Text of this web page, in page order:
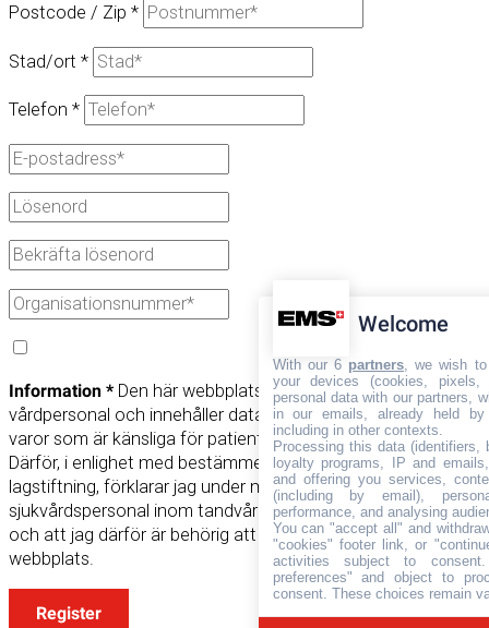
Postcode / Zip *
Stad/ort *
Telefon *
Information * Den här webbplatsen är endast reserverad för
vårdpersonal och innehåller data, produktinformation och
varor som är känsliga för patientens hälsa och säkerhet.
Därför, i enlighet med bestämmelserna i gällande
lagstiftning, förklarar jag under mitt ansvar att jag är
sjukvårdspersonal inom tandvårds- och tandteknikersektorn
och att jag därför är behörig att se innehållet på denna
webbplats.
Register
Welcome
With our 6 partners , we wish
your devices (cookies,
personal data with our partners,
in our emails, already held
including in other contexts.
Processing this data (identifiers,
loyalty programs, IP and
and offering you services,
(including by email),
performance, and analysing
You can "accept all" and
"cookies" footer link, or
activities subject to
preferences" and object to
consent. These choices remain